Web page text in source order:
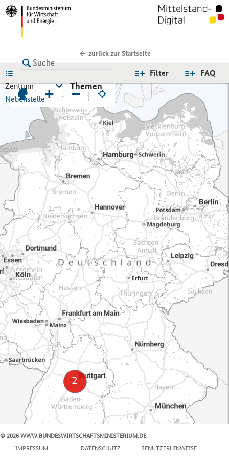
zurück zur Startseite
FAQ
Filter
Zentrum
Nebenstelle
Themen
+ −
© 2026 WWW.BUNDESWIRTSCHAFTSMINISTERIUM.DE
IMPRESSUM
DATENSCHUTZ BENUTZERHINWEISE